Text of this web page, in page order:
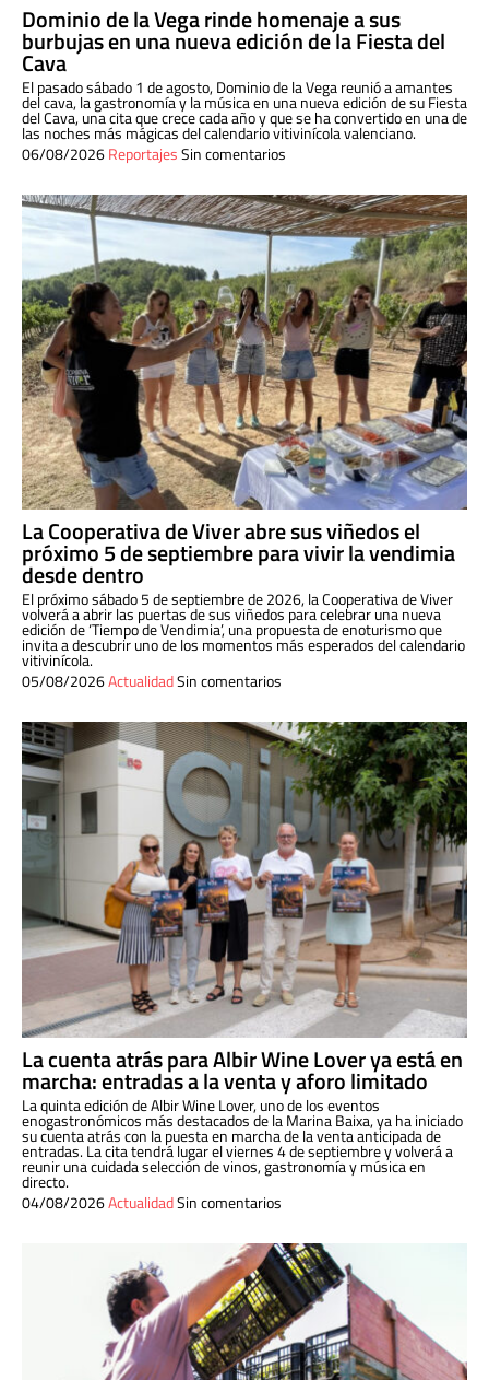
Dominio de la Vega rinde homenaje a sus
burbujas en una nueva edición de la Fiesta del
Cava
El pasado sábado 1 de agosto, Dominio de la Vega reunió a amantes
del cava, la gastronomía y la música en una nueva edición de su Fiesta
del Cava, una cita que crece cada año y que se ha convertido en una de
las noches más mágicas del calendario vitivinícola valenciano.
06/08/2026ReportajesSin comentarios
La Cooperativa de Viver abre sus viñedos el
próximo 5 de septiembre para vivir la vendimia
desde dentro
El próximo sábado 5 de septiembre de 2026, la Cooperativa de Viver
volverá a abrir las puertas de sus viñedos para celebrar una nueva
edición de ‘Tiempo de Vendimia’, una propuesta de enoturismo que
invita a descubrir uno de los momentos más esperados del calendario
vitivinícola.
05/08/2026ActualidadSin comentarios
La cuenta atrás para Albir Wine Lover ya está en
marcha: entradas a la venta y aforo limitado
La quinta edición de Albir Wine Lover, uno de los eventos
enogastronómicos más destacados de la Marina Baixa, ya ha iniciado
su cuenta atrás con la puesta en marcha de la venta anticipada de
entradas. La cita tendrá lugar el viernes 4 de septiembre y volverá a
reunir una cuidada selección de vinos, gastronomía y música en
directo.
04/08/2026ActualidadSin comentarios